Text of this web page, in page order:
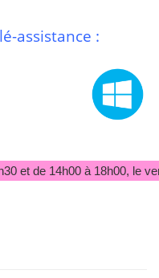
assistance :
et de 14h00 à 18h00, le